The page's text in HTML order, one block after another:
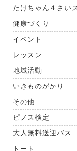
たけちゃん４さい
健康づくり
イベント
レッスン
地域活動
いきものがかり
その他
ピノス検定
大人無料送迎バス
トート